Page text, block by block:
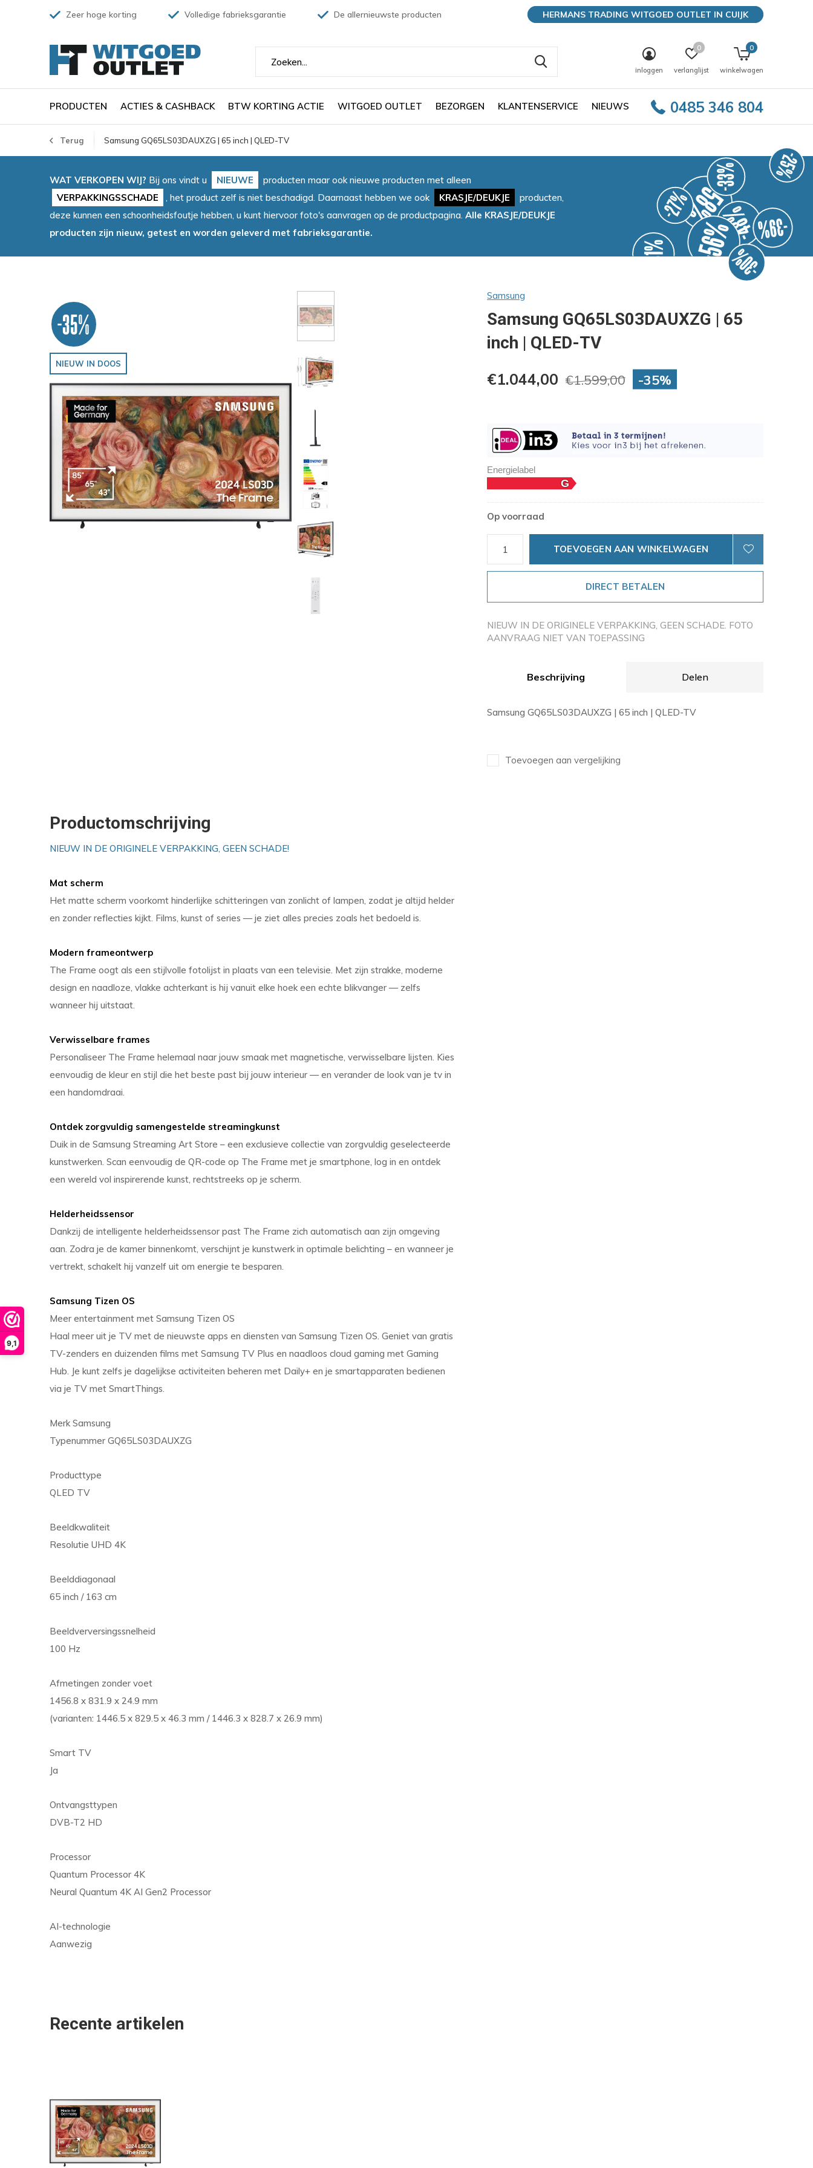
9,1
PRODUCTEN ACTIES & CASHBACK BTW KORTING ACTIE WITGOED OUTLET BEZORGEN KLANTENSERVICE NIEUWS 0485 346 804
inloggen verlanglijst
0
winkelwagen
0
Zeer hoge korting Volledige fabrieksgarantie De allernieuwste producten HERMANS TRADING WITGOED OUTLET IN CUIJK
Terug Samsung GQ65LS03DAUXZG | 65 inch | QLED-TV
WAT VERKOPEN WIJ? Bij ons vindt u NIEUWE
producten maar ook nieuwe producten met alleen
VERPAKKINGSSCHADE
, het product zelf is niet beschadigd. Daarnaast hebben we ook KRASJE/DEUKJE
producten,
deze kunnen een schoonheidsfoutje hebben, u kunt hiervoor foto's aanvragen op de productpagina. Alle KRASJE/DEUKJE
producten zijn nieuw, getest en worden geleverd met fabrieksgarantie.
-35%
NIEUW IN DOOS
Samsung
Samsung GQ65LS03DAUXZG | 65
inch | QLED-TV
€1.044,00 €1.599,00 -35%
Energielabel
Op voorraad
TOEVOEGEN AAN WINKELWAGEN
DIRECT BETALEN
NIEUW IN DE ORIGINELE VERPAKKING, GEEN SCHADE. FOTO
AANVRAAG NIET VAN TOEPASSING
Beschrijving Delen
Samsung GQ65LS03DAUXZG | 65 inch | QLED-TV
Toevoegen aan vergelijking
Productomschrijving
NIEUW IN DE ORIGINELE VERPAKKING, GEEN SCHADE!
Mat scherm
Het matte scherm voorkomt hinderlijke schitteringen van zonlicht of lampen, zodat je altijd helder
en zonder reflecties kijkt. Films, kunst of series — je ziet alles precies zoals het bedoeld is.
Modern frameontwerp
The Frame oogt als een stijlvolle fotolijst in plaats van een televisie. Met zijn strakke, moderne
design en naadloze, vlakke achterkant is hij vanuit elke hoek een echte blikvanger — zelfs
wanneer hij uitstaat.
Verwisselbare frames
Personaliseer The Frame helemaal naar jouw smaak met magnetische, verwisselbare lijsten. Kies
eenvoudig de kleur en stijl die het beste past bij jouw interieur — en verander de look van je tv in
een handomdraai.
Ontdek zorgvuldig samengestelde streamingkunst
Duik in de Samsung Streaming Art Store – een exclusieve collectie van zorgvuldig geselecteerde
kunstwerken. Scan eenvoudig de QR-code op The Frame met je smartphone, log in en ontdek
een wereld vol inspirerende kunst, rechtstreeks op je scherm.
Helderheidssensor
Dankzij de intelligente helderheidssensor past The Frame zich automatisch aan zijn omgeving
aan. Zodra je de kamer binnenkomt, verschijnt je kunstwerk in optimale belichting – en wanneer je
vertrekt, schakelt hij vanzelf uit om energie te besparen.
Samsung Tizen OS
Meer entertainment met Samsung Tizen OS
Haal meer uit je TV met de nieuwste apps en diensten van Samsung Tizen OS. Geniet van gratis
TV-zenders en duizenden films met Samsung TV Plus en naadloos cloud gaming met Gaming
Hub. Je kunt zelfs je dagelijkse activiteiten beheren met Daily+ en je smartapparaten bedienen
via je TV met SmartThings.
Merk Samsung
Typenummer GQ65LS03DAUXZG
Producttype
QLED TV
Beeldkwaliteit
Resolutie UHD 4K
Beelddiagonaal
65 inch / 163 cm
Beeldverversingssnelheid
100 Hz
Afmetingen zonder voet
1456.8 x 831.9 x 24.9 mm
(varianten: 1446.5 x 829.5 x 46.3 mm / 1446.3 x 828.7 x 26.9 mm)
Smart TV
Ja
Ontvangsttypen
DVB-T2 HD
Processor
Quantum Processor 4K
Neural Quantum 4K AI Gen2 Processor
AI-technologie
Aanwezig
Recente artikelen